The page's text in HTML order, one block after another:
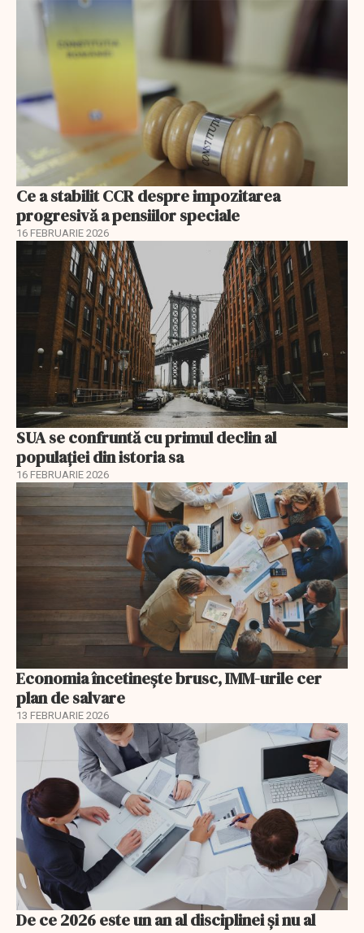
Ce a stabilit CCR despre impozitarea
progresivă a pensiilor speciale
16 FEBRUARIE 2026
SUA se confruntă cu primul declin al
populației din istoria sa
16 FEBRUARIE 2026
Economia încetinește brusc, IMM-urile cer
plan de salvare
13 FEBRUARIE 2026
De ce 2026 este un an al disciplinei și nu al